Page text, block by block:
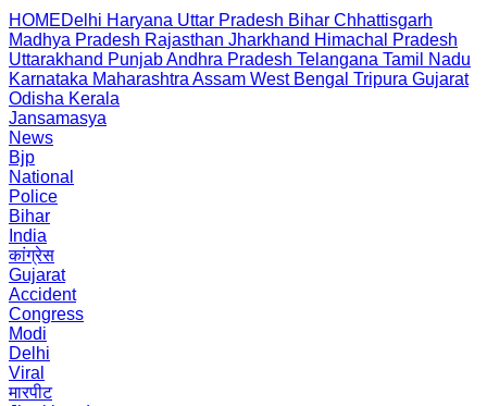
HOMEDelhi Haryana Uttar Pradesh Bihar Chhattisgarh
Madhya Pradesh Rajasthan Jharkhand Himachal Pradesh
Uttarakhand PunjabAndhra Pradesh Telangana Tamil Nadu
Karnataka Maharashtra Assam West Bengal Tripura Gujarat
Odisha Kerala
Jansamasya
News
Bjp
National
Police
Bihar
India
कांग्रेस
Gujarat
Accident
Congress
Modi
Delhi
Viral
मारपीट